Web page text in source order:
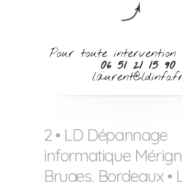
Pour toute intervention
06 51 21 15 90
2 • LD Dépannage
informatique
Bruges, Bordeaux •